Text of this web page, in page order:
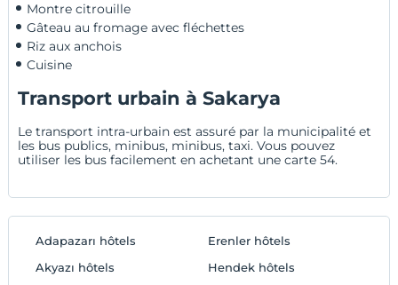
Montre citrouille
Gâteau au fromage avec fléchettes
Riz aux anchois
Cuisine
Transport urbain à Sakarya
Le transport intra-urbain est assuré par la municipalité et
les bus publics, minibus, minibus, taxi. Vous pouvez
utiliser les bus facilement en achetant une carte 54.
Adapazarı hôtels
Akyazı hôtels
Erenler hôtels
Hendek hôtels